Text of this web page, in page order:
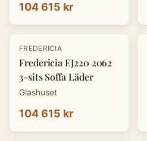
104 615 kr
FREDERICIA
Fredericia EJ220 2062
3-sits Soffa Läder
Glashuset
104 615 kr